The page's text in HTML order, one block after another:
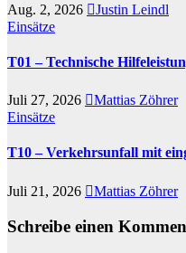
Aug. 2, 2026
Justin Leindl
Einsätze
T01 – Technische
Juli 27, 2026
Mattias Zöhrer
Einsätze
T10 – Verkehrsunfall mit
Juli 21, 2026 Mattias Zöhrer
Schreibe einen